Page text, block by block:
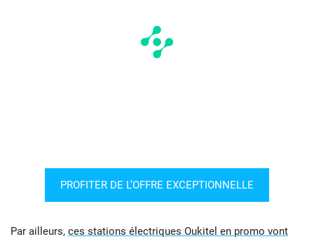
PROFITER DE L’OFFRE EXCEPTIONNELLE
Par ailleurs, ces stations électriques Oukitel en promo vont